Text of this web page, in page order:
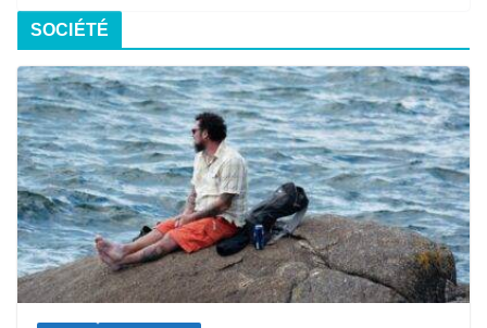
SOCIÉTÉ